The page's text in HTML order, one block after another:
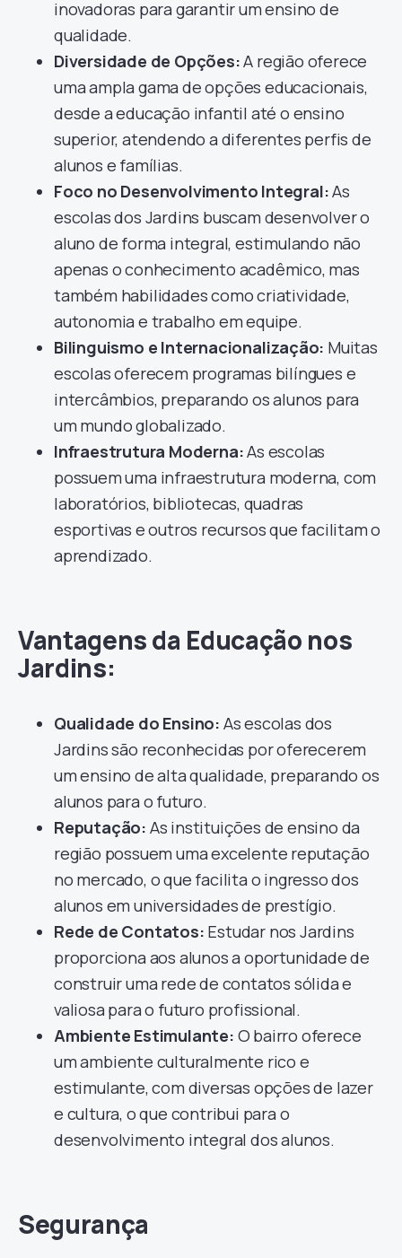
inovadoras para garantir um ensino de
qualidade.
Diversidade de Opções:A região oferece
uma ampla gama de opções educacionais,
desde a educação infantil até o ensino
superior, atendendo a diferentes perfis de
alunos e famílias.
Foco no Desenvolvimento Integral:As
escolas dos Jardins buscam desenvolver o
aluno de forma integral, estimulando não
apenas o conhecimento acadêmico, mas
também habilidades como criatividade,
autonomia e trabalho em equipe.
Bilinguismo e Internacionalização: Muitas
escolas oferecem programas bilíngues e
intercâmbios, preparando os alunos para
um mundo globalizado.
Infraestrutura Moderna:As escolas
possuem uma infraestrutura moderna, com
laboratórios, bibliotecas, quadras
esportivas e outros recursos que facilitam o
aprendizado.
Vantagens da Educação nos
Jardins:
Qualidade do Ensino: As escolas dos
Jardins são reconhecidas por oferecerem
um ensino de alta qualidade, preparando os
alunos para o futuro.
Reputação: As instituições de ensino da
região possuem uma excelente reputação
no mercado, o que facilita o ingresso dos
alunos em universidades de prestígio.
Rede de Contatos: Estudar nos Jardins
proporciona aos alunos a oportunidade de
construir uma rede de contatos sólida e
valiosa para o futuro profissional.
Ambiente Estimulante: O bairro oferece
um ambiente culturalmente rico e
estimulante, com diversas opções de lazer
e cultura, o que contribui para o
desenvolvimento integral dos alunos.
Segurança